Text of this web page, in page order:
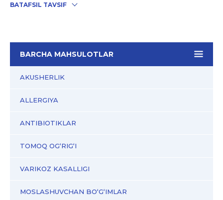
BARCHA MAHSULOTLAR
AKUSHERLIK
ALLERGIYA
ANTIBIOTIKLAR
TOMOQ OG‘RIG‘I
VARIKOZ KASALLIGI
MOSLASHUVCHAN BO‘G‘IMLAR
BATAFSIL TAVSIF